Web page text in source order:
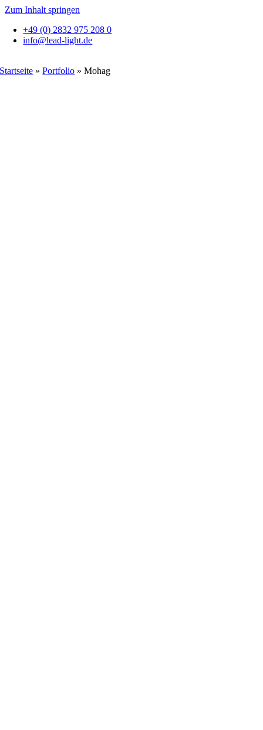
Zum Inhalt springen
+49 (0) 2832 975 208 0
info@lead-light.de
Startseite »Portfolio »Mohag